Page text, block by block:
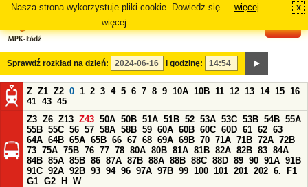
Nasza strona wykorzystuje pliki cookie. Dowiedz się
więcej.
więcej x
Sprawdź rozkład na dzień: i godzinę:
Z Z1 Z2 0 1 2 3 4 5 6 7 8 9 10A 10B 11 12 13 14 15 16
41 43 45
Z3 Z6 Z13 Z43 50A 50B 51A 51B 52 53A 53C 53B 54B 55A
55B 55C 56 57 58A 58B 59 60A 60B 60C 60D 61 62 63
64A 64B 65A 65B 66 67 68 69A 69B 70 71A 71B 72A 72B
73 75A 75B 76 77 78 80A 80B 81A 81B 82A 82B 83 84A
84B 85A 85B 86 87A 87B 88A 88B 88C 88D 89 90 91A 91B
91C 92A 92B 93 94 96 97A 97B 99 100 101 201 202 6.
F1
G1 G2 H
W